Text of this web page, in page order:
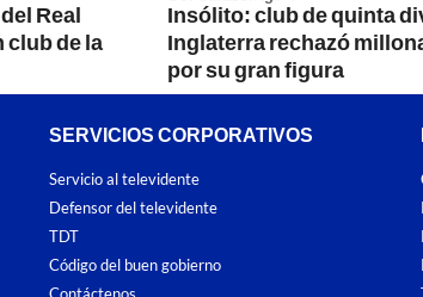
Real
club de la
Insólito: club de quinta
Inglaterra rechazó
por su gran figura
SERVICIOS CORPORATIVOS
Servicio al televidente
Defensor del televidente
TDT
Código del buen gobierno